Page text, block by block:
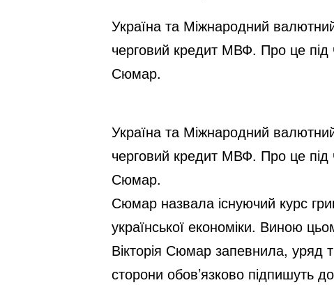
Україна та Міжнародний
черговий кредит МВФ. Про це під
Сюмар.
Україна та Міжнародний
черговий кредит МВФ. Про це під
Сюмар.
Сюмар назвала існуючий курс
української економіки. Виною
Вікторія Сюмар запевнила, уряд
сторони обов’язково підпишуть